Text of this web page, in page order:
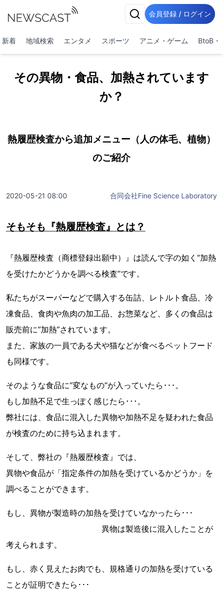
会員登録 / ログイン
新着 地域検索 エンタメ スポーツ アニメ・ゲーム BtoB・
その異物・食品、加熱されています
か？
熱履歴検査から追加メニュー（人の体毛、植物）
のご紹介
2020-05-21 08:00 合同会社Fine Science Laboratory
そもそも『熱履歴検査』とは？
『熱履歴検査（商標登録出願中）』は読んで字の如く”加熱
を受けたかどうかを調べる検査”です。
私たちがスーパーなどで購入する缶詰、レトルト食品、冷
凍食品、食肉や魚肉の加工品、お惣菜など、多くの食品は
販売前に”加熱”されています。
また、家族の一員である犬や猫などが食べるペットフード
も同様です。
そのような食品に”変なもの”が入っていたら･･･。
もし加熱不足で生っぽく感じたら･･･。
弊社には、食品に混入した異物や加熱不足を疑われた食品
が検査のために持ち込まれます。
そして、弊社の『熱履歴検査』では、
異物や食品が「指定条件の加熱を受けているかどうか」を
調べることができます。
もし、異物が製造時の加熱を受けていなかったら･･･
異物は製造後に混入したことが
考えられます。
もし、赤く見えたお肉でも、規格通りの加熱を受けている
ことが証明できたら･･･